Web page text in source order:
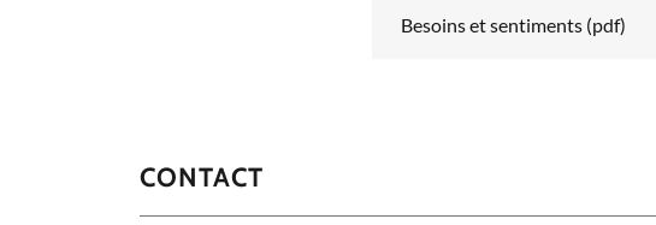
Besoins et sentiments (pdf)
CONTACT